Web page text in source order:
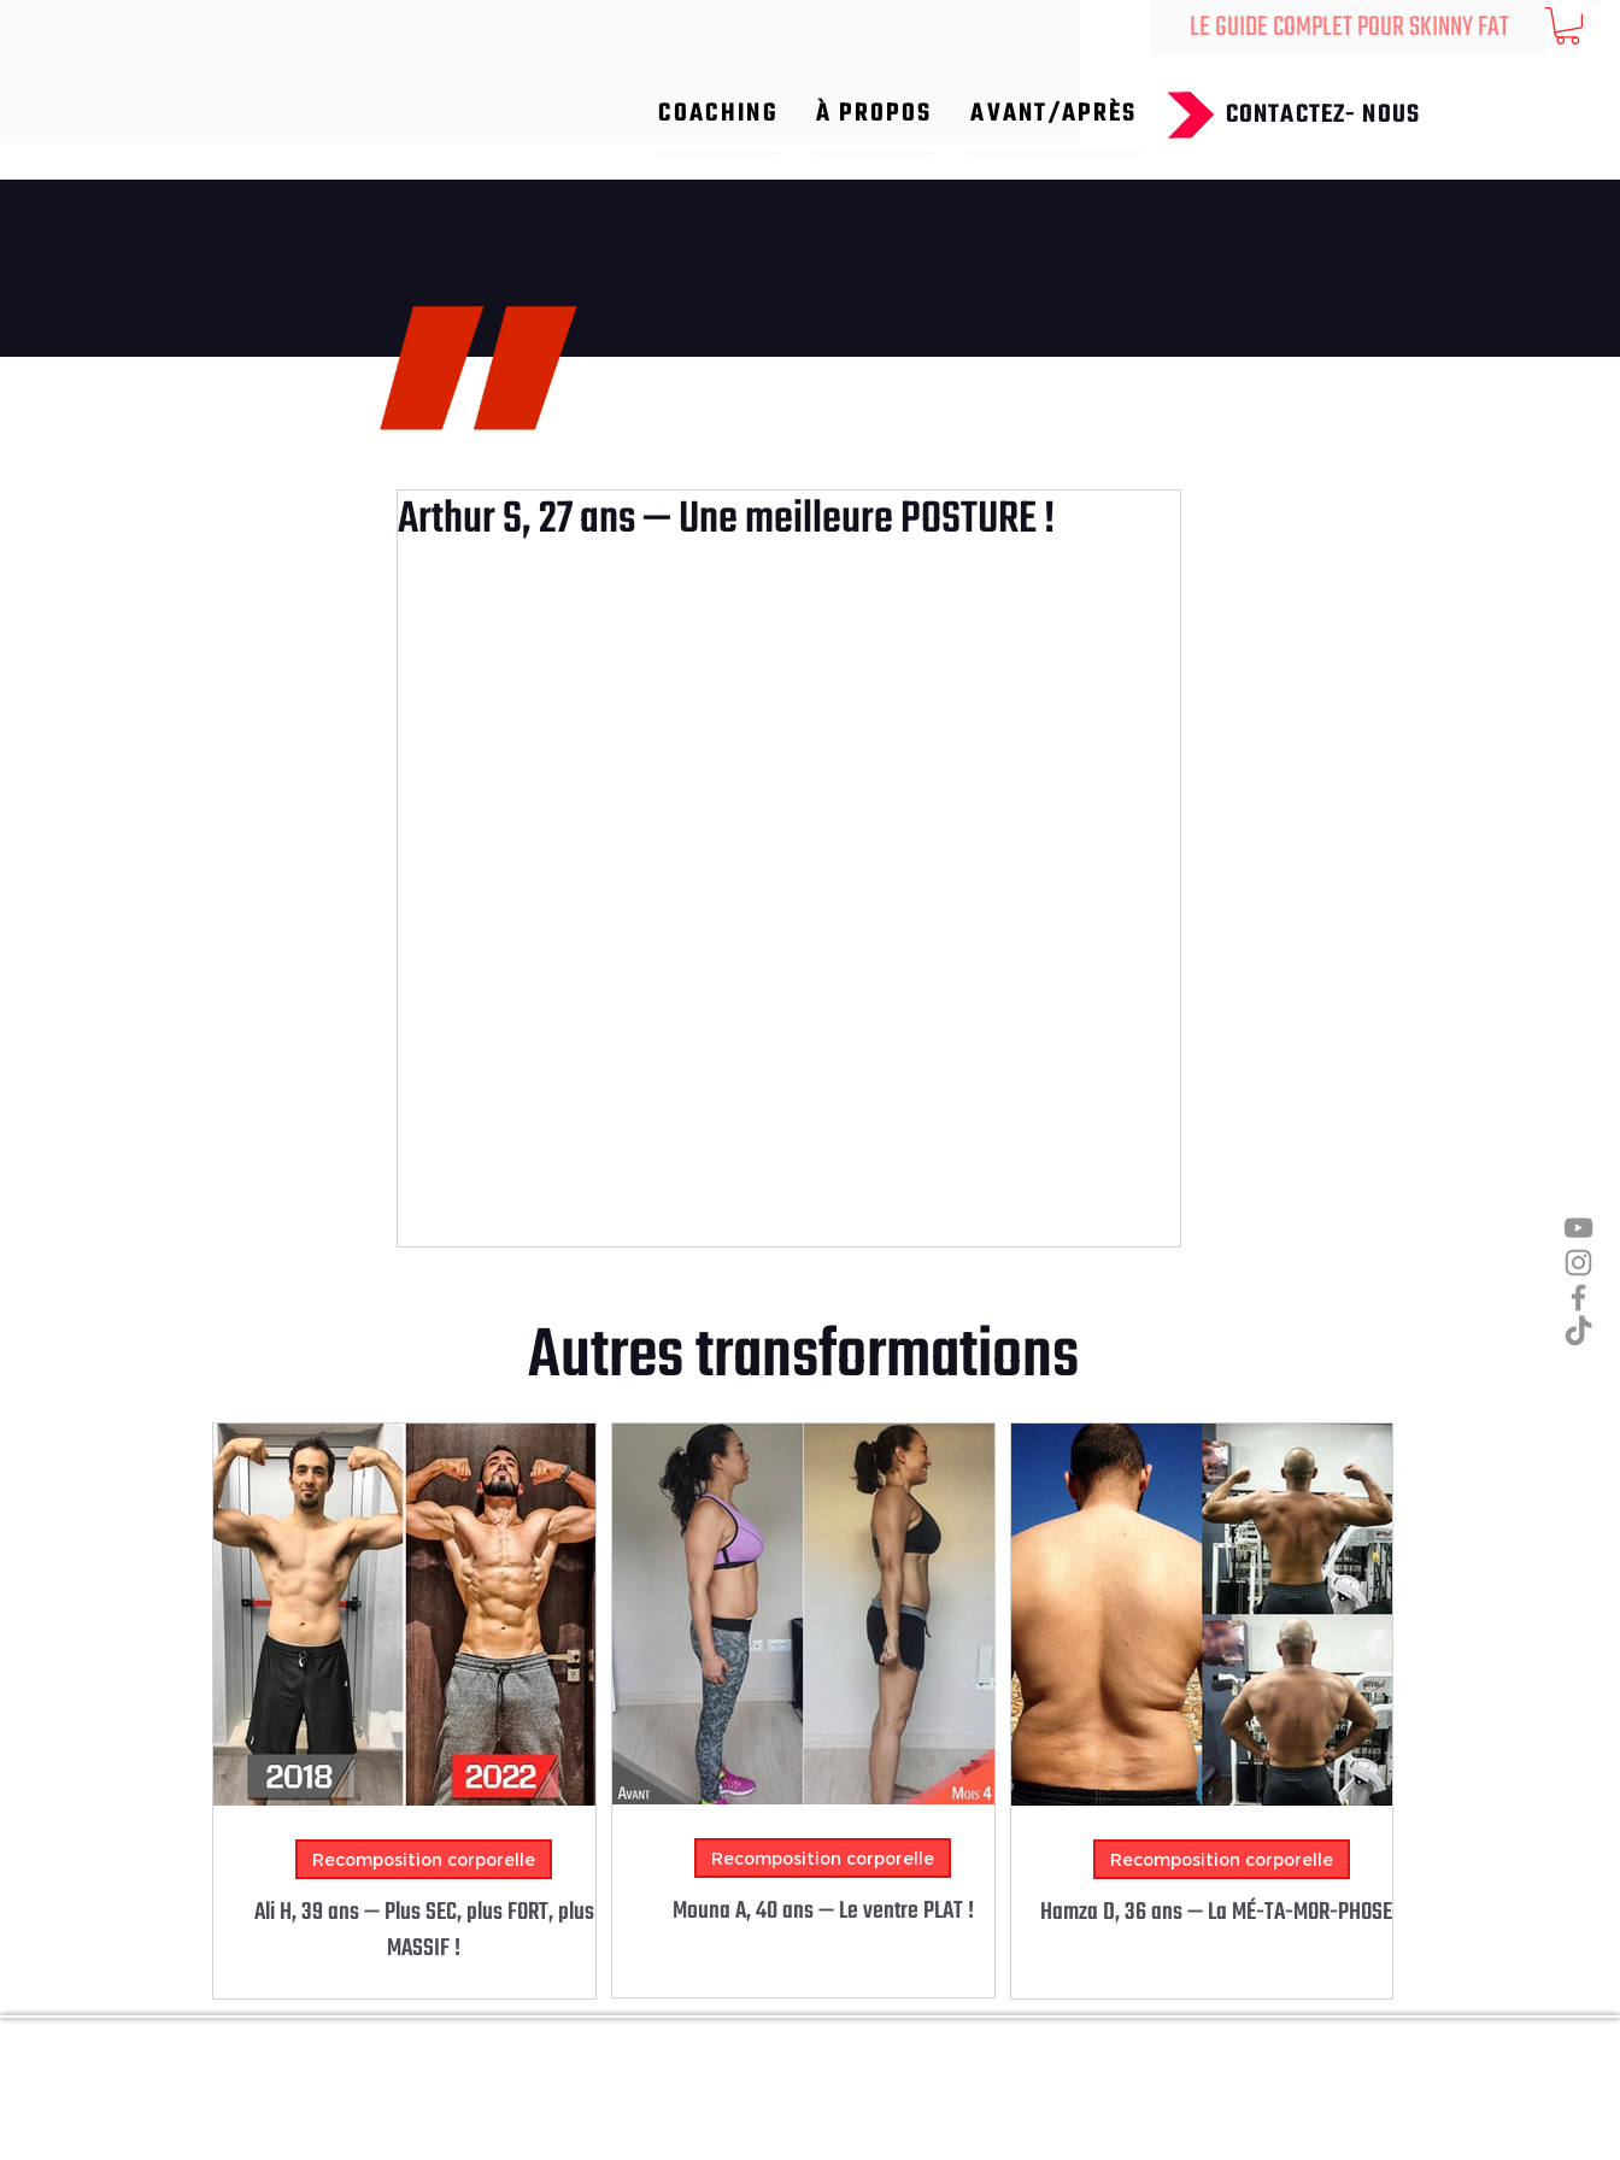
LE GUIDE COMPLET POUR SKINNY FAT
COACHING À PROPOS AVANT/APRÈS CONTACTEZ- NOUS
Arthur S, 27 ans — Une meilleure POSTURE !
Autres transformations
Ali H, 39 ans — Plus SEC, plus FORT, plus
MASSIF !
Recomposition corporelle
Mouna A, 40 ans — Le ventre PLAT !
Recomposition corporelle
Hamza D, 36 ans — La MÉ-TA-MOR-PHOSE !
Recomposition corporelle